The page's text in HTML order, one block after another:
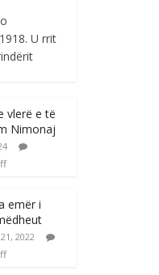
U rrit
vlerë e të
Nimonaj
emër i
2022